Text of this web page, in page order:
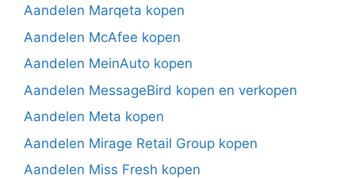
Aandelen Marqeta kopen
Aandelen McAfee kopen
Aandelen MeinAuto kopen
Aandelen MessageBird kopen en verkopen
Aandelen Meta kopen
Aandelen Mirage Retail Group kopen
Aandelen Miss Fresh kopen